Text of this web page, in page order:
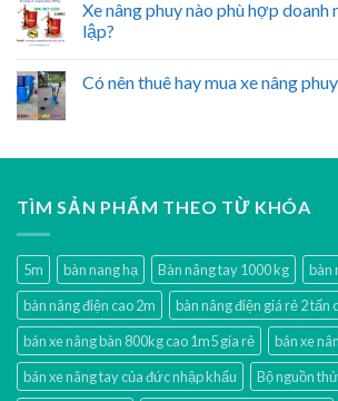
Xe nâng phuy nào phù hợp
lập?
Có nên thuê hay mua xe nâng
TÌM SẢN PHẨM THEO TỪ KHÓA
5m bàn nang hạ Bàn nâng tay 1000 kg
bàn
bàn nâng điện cao 2m
bàn nâng điện giá rẻ 2 tấn
bán xe nâng bàn 800kg cao 1m5 gía rẻ
bán xe
bán xe nâng tay của đức nhập khẩu
Bộ nguồn